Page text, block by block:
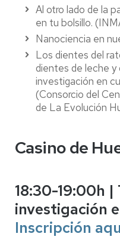
Al otro lado de la
en tu bolsillo.
Nanociencia en
Los dientes del
dientes de leche y
investigación en
(Consorcio del
de La Evolución
Casino de
18:30-19:00h |
investigación
Inscripción